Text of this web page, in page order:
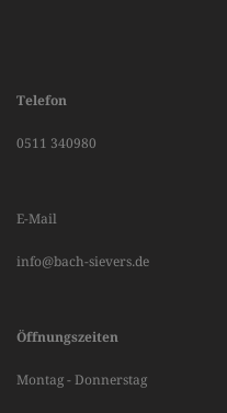
Telefon
0511 340980
E-Mail
info@bach-sievers.de
Öffnungszeiten
Montag - Donnerstag